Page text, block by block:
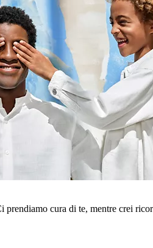
cura di te, mentre crei